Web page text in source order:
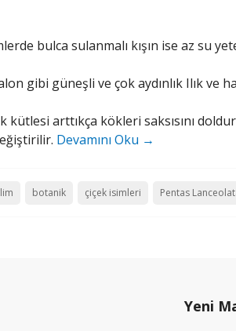
bulca sulanmalı kışın ise az su
gibi güneşli ve çok aydınlık Ilık ve
kütlesi arttıkça kökleri saksısını
Devamını Oku →
botanik çiçek isimleri Pentas
Yeni